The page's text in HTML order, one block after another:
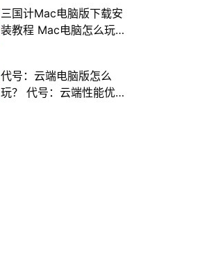
三国计Mac电脑版下载安
装教程 Mac电脑怎么玩
代号：云端电脑版怎么
玩？ 代号：云端性能优